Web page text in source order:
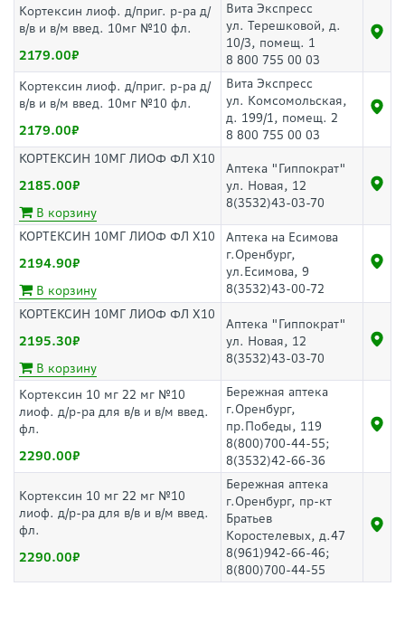
Кортексин лиоф. д/приг. р-ра д/
в/в и в/м введ. 10мг №10 фл.
2179.00
Вита Экспресс
ул. Терешковой, д.
10/3, помещ. 1
8 800 755 00 03
Кортексин лиоф. д/приг. р-ра д/
в/в и в/м введ. 10мг №10 фл.
2179.00
Вита Экспресс
ул. Комсомольская,
д. 199/1, помещ. 2
8 800 755 00 03
КОРТЕКСИН 10МГ ЛИОФ ФЛ Х10
2185.00
В корзину
Аптека "Гиппократ"
ул. Новая, 12
8(3532)43-03-70
КОРТЕКСИН 10МГ ЛИОФ ФЛ Х10
2194.90
В корзину
Аптека на Есимова
г.Оренбург,
ул.Есимова, 9
8(3532)43-00-72
КОРТЕКСИН 10МГ ЛИОФ ФЛ Х10
2195.30
В корзину
Аптека "Гиппократ"
ул. Новая, 12
8(3532)43-03-70
Кортексин 10 мг 22 мг №10
лиоф. д/р-ра для в/в и в/м введ.
фл.
2290.00
Бережная аптека
г.Оренбург,
пр.Победы, 119
8(800)700-44-55;
8(3532)42-66-36
Кортексин 10 мг 22 мг №10
лиоф. д/р-ра для в/в и в/м введ.
фл.
2290.00
Бережная аптека
г.Оренбург, пр-кт
Братьев
Коростелевых, д.47
8(961)942-66-46;
8(800)700-44-55